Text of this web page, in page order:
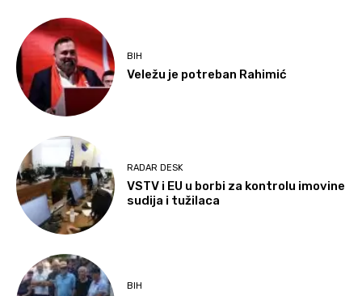
BIH
Veležu je potreban Rahimić
RADAR DESK
VSTV i EU u borbi za kontrolu imovine
sudija i tužilaca
BIH